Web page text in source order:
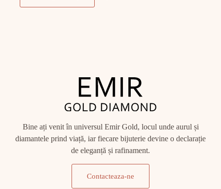
Bine ați venit în universul Emir Gold, locul unde aurul și
diamantele prind viață, iar fiecare bijuterie devine o declarație
de eleganță și rafinament.
Contacteaza-ne